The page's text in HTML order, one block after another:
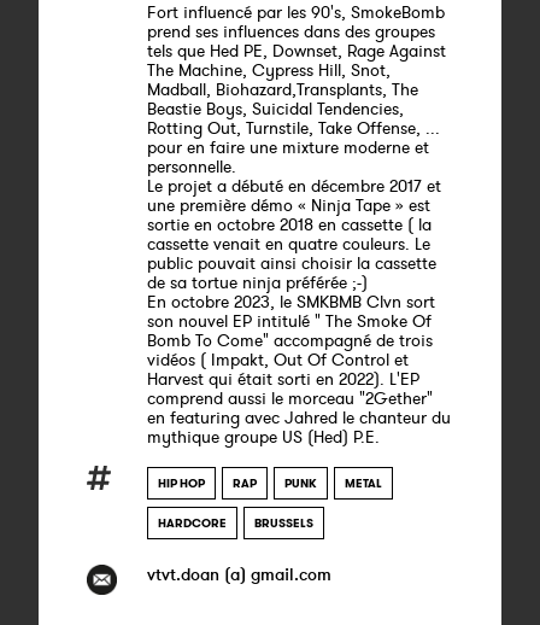
Fort influencé par les 90's, SmokeBomb
prend ses influences dans des groupes
tels que Hed PE, Downset, Rage Against
The Machine, Cypress Hill, Snot,
Madball, Biohazard,Transplants, The
Beastie Boys, Suicidal Tendencies,
Rotting Out, Turnstile, Take Offense, ...
pour en faire une mixture moderne et
personnelle.
Le projet a débuté en décembre 2017 et
une première démo « Ninja Tape » est
sortie en octobre 2018 en cassette ( la
cassette venait en quatre couleurs. Le
public pouvait ainsi choisir la cassette
de sa tortue ninja préférée ;-)
En octobre 2023, le SMKBMB Clvn sort
son nouvel EP intitulé " The Smoke Of
Bomb To Come" accompagné de trois
vidéos ( Impakt, Out Of Control et
Harvest qui était sorti en 2022). L'EP
comprend aussi le morceau "2Gether"
en featuring avec Jahred le chanteur du
mythique groupe US (Hed) P.E.
HIP HOP RAP PUNK METAL
HARDCORE BRUSSELS
vtvt.doan (a) gmail.com